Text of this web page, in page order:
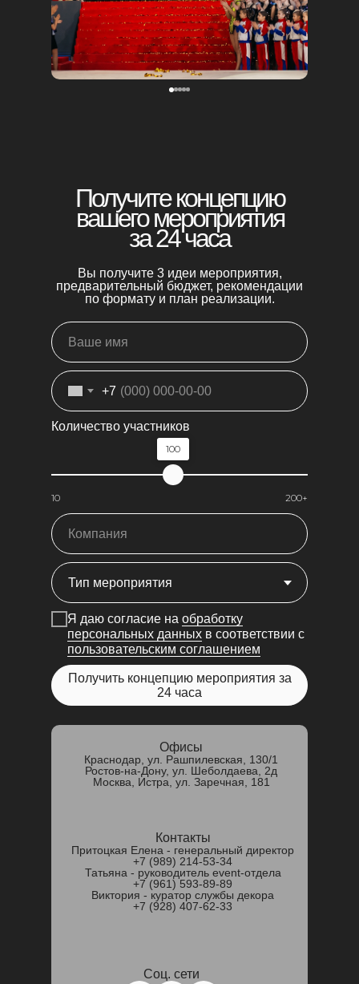
Соц. сети
Контакты
Притоцкая Елена - генеральный директор
+7 (989) 214-53-34
Татьяна - руководитель event-отдела
+7 (961) 593-89-89
Виктория - куратор службы декора
+7 (928) 407‑62‑33‬
Офисы
Краснодар, ул. Рашпилевская, 130/1
Ростов-на-Дону, ул. Шеболдаева, 2д
Москва, Истра, ул. Заречная, 181
+7
Количество участников
100
10 200+
Я даю согласие на обработку
персональных данных в соответствии с
пользовательским соглашением
Получить концепцию мероприятия за
24 часа
Вы получите 3 идеи мероприятия,
предварительный бюджет, рекомендации
по формату и план реализации.
Получите концепцию
вашего мероприятия
за 24 часа